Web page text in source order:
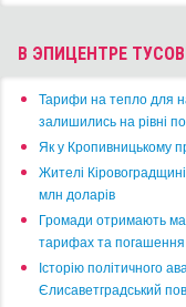
В ЭПИЦЕНТРЕ
​Тарифи на тепло для
залишились на рівні
​Як у Кропивницькому
​Жителі
млн доларів
​Громади отримають
тарифах та погашення
Історію політичного
Єлисаветградський